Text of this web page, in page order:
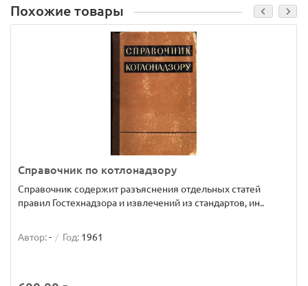
Похожие товары
Справочник по котлонадзору
Справочник содержит разъяснения отдельных статей
правил Гостехнадзора и извлечений из стандартов, ин..
Автор:- Год: 1961